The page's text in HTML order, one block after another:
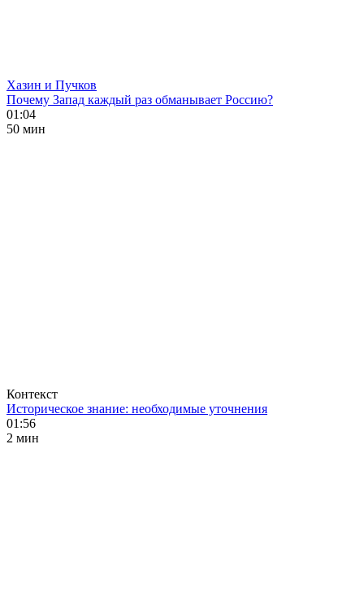
Хазин и Пучков
Почему Запад каждый раз обманывает Россию?
01:04
50 мин
Контекст
Историческое знание: необходимые уточнения
01:56
2 мин